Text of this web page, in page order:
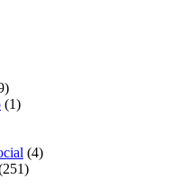
(1)
(4)